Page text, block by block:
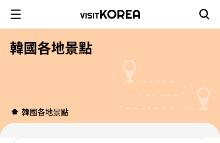
韓國各地景點
韓國各地景點